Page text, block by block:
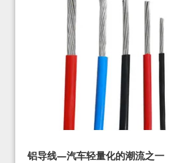
铝导线—汽车轻量化的潮流之一